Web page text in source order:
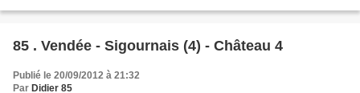
85 . Vendée - Sigournais (4) - Château 4
Publié le 20/09/2012 à 21:32
Par Didier 85